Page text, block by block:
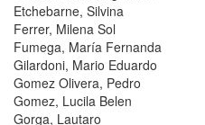
Etchebarne, Silvina
Ferrer, Milena Sol
Fumega, María Fernanda
Gilardoni, Mario Eduardo
Gomez Olivera, Pedro
Gomez, Lucila Belen
Gorga, Lautaro